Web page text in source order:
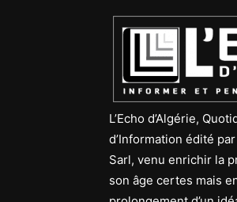
L’Echo d’Algérie,
d’Information édité
Sarl, venu enrichir la
son âge certes mais